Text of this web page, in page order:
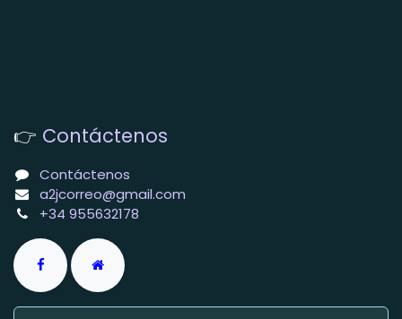
👉 Contáctenos
Contáctenos
a2jcorreo@gmail.com
+34 955632178